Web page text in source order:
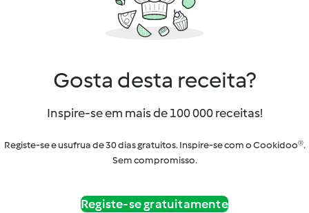
Gosta desta receita?
Inspire-se em mais de 100 000 receitas!
Registe-se e usufrua de 30 dias gratuitos. Inspire-se com o Cookidoo®.
Sem compromisso.
Registe-se gratuitamente